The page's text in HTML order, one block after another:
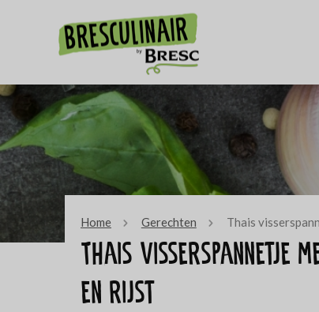
Home Gerechten Thais
Thais visserspannetje
en rijst